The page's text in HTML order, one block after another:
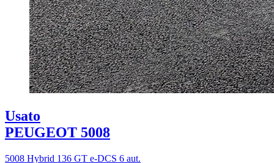
Usato
PEUGEOT 5008
5008 Hybrid 136 GT e-DCS 6 aut.